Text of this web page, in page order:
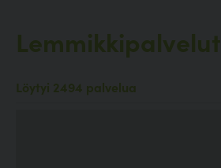
Lemmikkipalvelut
Löytyi 2494 palvelua